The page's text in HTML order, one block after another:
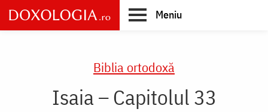
Skip
to
main
Meniu
Biblia ortodoxă
Isaia – Capitolul 33